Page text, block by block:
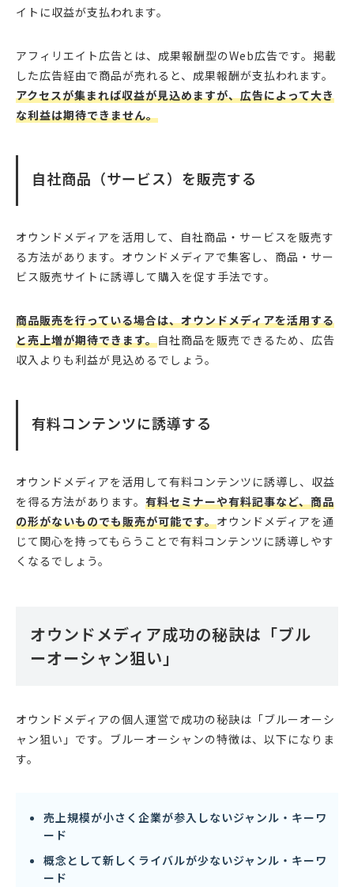
イトに収益が支払われます。
アフィリエイト広告とは、成果報酬型のWeb広告です。掲載
した広告経由で商品が売れると、成果報酬が支払われます。
アクセスが集まれば収益が見込めますが、広告によって大き
な利益は期待できません。
自社商品（サービス）を販売する
オウンドメディアを活用して、自社商品・サービスを販売す
る方法があります。オウンドメディアで集客し、商品・サー
ビス販売サイトに誘導して購入を促す手法です。
商品販売を行っている場合は、オウンドメディアを活用する
と売上増が期待できます。自社商品を販売できるため、広告
収入よりも利益が見込めるでしょう。
有料コンテンツに誘導する
オウンドメディアを活用して有料コンテンツに誘導し、収益
を得る方法があります。 有料セミナーや有料記事など、商品
の形がないものでも販売が可能です。オウンドメディアを通
じて関心を持ってもらうことで有料コンテンツに誘導しやす
くなるでしょう。
オウンドメディア成功の秘訣は「ブル
ーオーシャン狙い」
オウンドメディアの個人運営で成功の秘訣は「ブルーオーシ
ャン狙い」です。ブルーオーシャンの特徴は、以下になりま
す。
売上規模が小さく企業が参入しないジャンル・キーワ
ード
概念として新しくライバルが少ないジャンル・キーワ
ード